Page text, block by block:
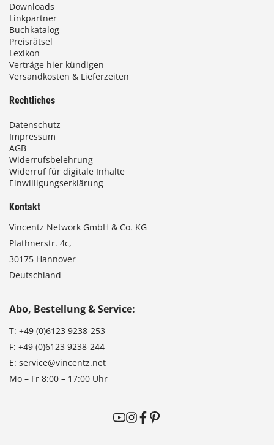
Downloads
Linkpartner
Buchkatalog
Preisrätsel
Lexikon
Verträge hier kündigen
Versandkosten & Lieferzeiten
Rechtliches
Datenschutz
Impressum
AGB
Widerrufsbelehrung
Widerruf für digitale Inhalte
Einwilligungserklärung
Kontakt
Vincentz Network GmbH & Co. KG
Plathnerstr. 4c,
30175 Hannover
Deutschland
Abo, Bestellung & Service:
T: +49 (0)6123 9238-253
F: +49 (0)6123 9238-244
E: service@vincentz.net
Mo – Fr 8:00 – 17:00 Uhr